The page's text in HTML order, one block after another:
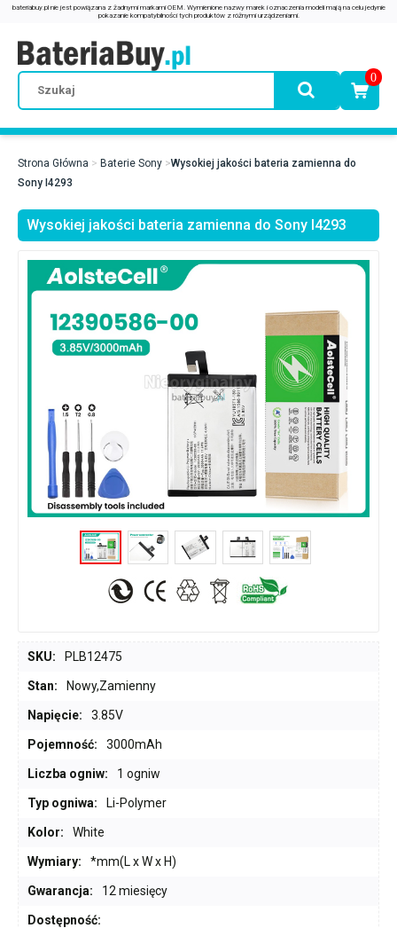
0
Strona Główna Baterie Sony
Wysokiej jakości bateria zamienna do
Sony I4293
Wysokiej jakości bateria zamienna do Sony I4293
SKU: PLB12475
Stan: Nowy,Zamienny
Napięcie: 3.85V
Pojemność: 3000mAh
Liczba ogniw: 1 ogniw
Typ ogniwa: Li-Polymer
Kolor: White
Wymiary: *mm(L x W x H)
Gwarancja: 12 miesięcy
Dostępność: